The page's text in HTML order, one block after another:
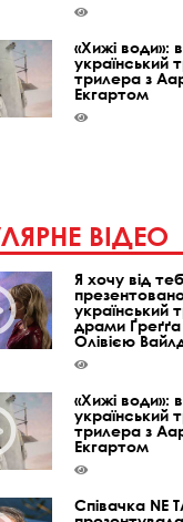
«Хижі води»:
український
трилера з
Екгартом
ВІДЕО
Я хочу від
український
драми Ґреґґа
Олівією
«Хижі води»:
український
трилера з
Екгартом
Співачка NE